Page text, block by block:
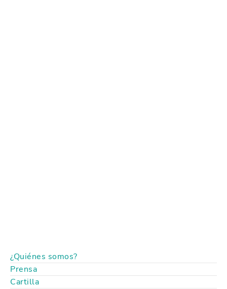
¿Quiénes somos?
Prensa
Cartilla